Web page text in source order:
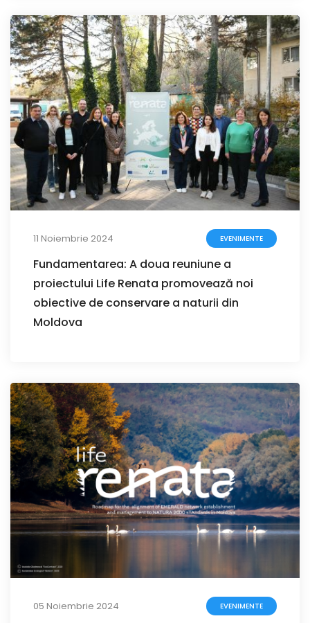
11 Noiembrie 2024 EVENIMENTE
Fundamentarea: A doua reuniune a
proiectului Life Renata promovează noi
obiective de conservare a naturii din
Moldova
05 Noiembrie 2024 EVENIMENTE